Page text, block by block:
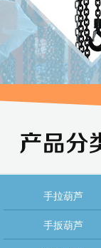
手拉葫芦
手扳葫芦